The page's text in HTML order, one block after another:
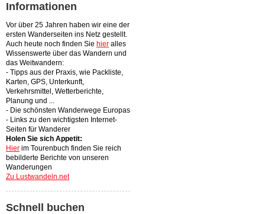
Informationen
Vor über 25 Jahren haben wir eine der
ersten Wanderseiten ins Netz gestellt.
Auch heute noch finden Sie hier alles
Wissenswerte über das Wandern und
das Weitwandern:
- Tipps aus der Praxis, wie Packliste,
Karten, GPS, Unterkunft,
Verkehrsmittel, Wetterberichte,
Planung und ...
- Die schönsten Wanderwege Europas
- Links zu den wichtigsten Internet-
Seiten für Wanderer
Holen Sie sich Appetit:
Hier im Tourenbuch finden Sie reich
bebilderte Berichte von unseren
Wanderungen
Zu Lustwandeln.net
Schnell buchen